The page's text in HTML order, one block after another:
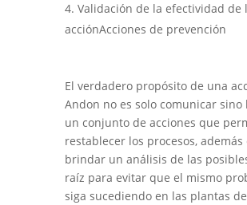
Validación de la efectividad de
acciónAcciones de prevención
El verdadero propósito de una
Andon no es solo comunicar
un conjunto de acciones que
restablecer los procesos, además
brindar un análisis de las
raíz para evitar que el mismo
siga sucediendo en las plantas de